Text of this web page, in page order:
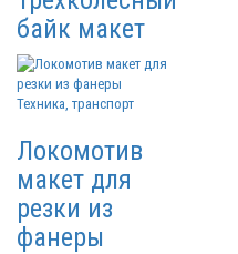
байк макет
Техника, транспорт
Локомотив
макет для
резки из
фанеры